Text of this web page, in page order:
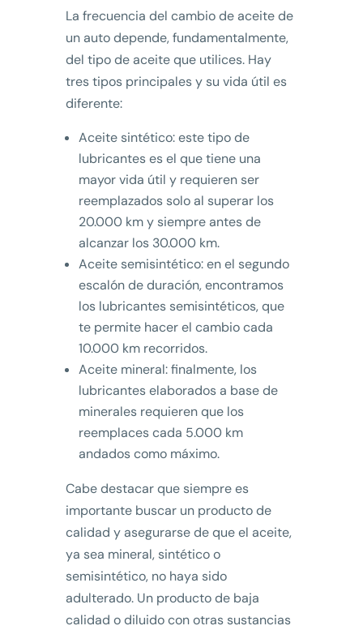
La frecuencia del cambio de aceite de
un auto depende, fundamentalmente,
del tipo de aceite que utilices. Hay
tres tipos principales y su vida útil es
diferente:
Aceite sintético: este tipo de
lubricantes es el que tiene una
mayor vida útil y requieren ser
reemplazados solo al superar los
20.000 km y siempre antes de
alcanzar los 30.000 km.
Aceite semisintético: en el segundo
escalón de duración, encontramos
los lubricantes semisintéticos, que
te permite hacer el cambio cada
10.000 km recorridos.
Aceite mineral: finalmente, los
lubricantes elaborados a base de
minerales requieren que los
reemplaces cada 5.000 km
andados como máximo.
Cabe destacar que siempre es
importante buscar un producto de
calidad y asegurarse de que el aceite,
ya sea mineral, sintético o
semisintético, no haya sido
adulterado. Un producto de baja
calidad o diluido con otras sustancias